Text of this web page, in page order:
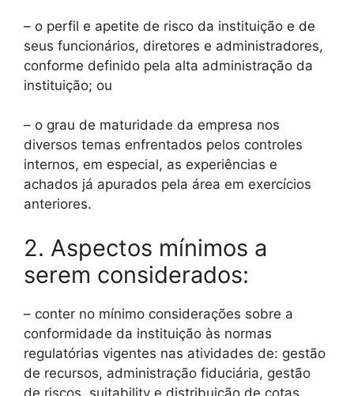
– o perfil e apetite de risco da instituição e de
seus funcionários, diretores e administradores,
conforme definido pela alta administração da
instituição; ou
– o grau de maturidade da empresa nos
diversos temas enfrentados pelos controles
internos, em especial, as experiências e
achados já apurados pela área em exercícios
anteriores.
2. Aspectos mínimos a
serem considerados:
– conter no mínimo considerações sobre a
conformidade da instituição às normas
regulatórias vigentes nas atividades de: gestão
de recursos, administração fiduciária, gestão
de riscos, suitability e distribuição de cotas,